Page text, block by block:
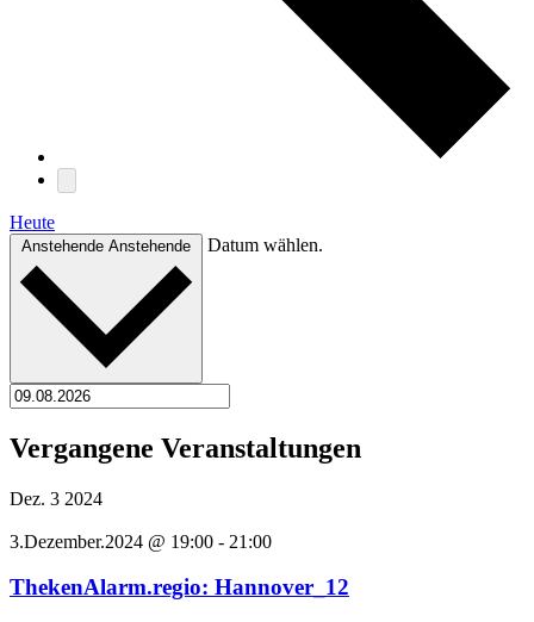
Heute
Anstehende Anstehende Datum wählen.
Vergangene Veranstaltungen
Dez. 3 2024
3.Dezember.2024 @ 19:00 - 21:00
ThekenAlarm.regio: Hannover_12